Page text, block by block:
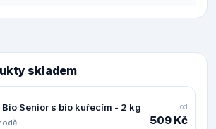
skladem
Bio Senior s bio kuřecím - 2 kg od
509 Kč